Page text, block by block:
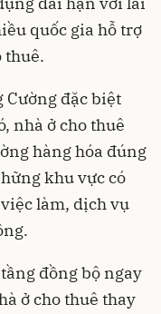
quốc gia hỗ trợ
thuê.
Cường đặc biệt
nhà ở cho thuê
hàng hóa đúng
khu vực có
làm, dịch vụ
đồng bộ ngay
ở cho thuê thay